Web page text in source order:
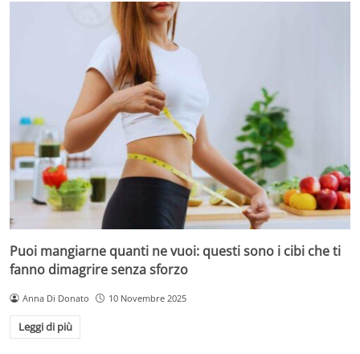
Puoi mangiarne quanti ne vuoi: questi sono i cibi che ti
fanno dimagrire senza sforzo
Anna Di Donato 10 Novembre 2025
Leggi di più